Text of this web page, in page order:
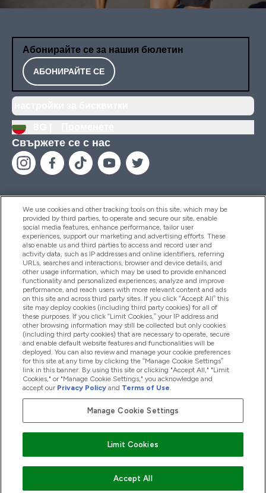
Абонирайте се за нашия бюлетин
АБОНИРАЙТЕ СЕ
Свържете се с нас
Помощ И Информация
Продукти
Информация За Компанията
Лоялност И Награди
2026 The Hut.com Ltd
We use cookies and other tracking tools on this site, which may be
provided by third parties, to operate and secure our site, enable
social media features, enhance performance, tailor user
experiences, support our marketing and advertising efforts. These
also enable us and third parties to access and record user and
activity data, such as IP addresses and online identifiers, referring
URLs, searches and interactions, browser and device details, and
other usage information, which may be used to provide enhanced
functionality and personalized experiences, analyze and improve
performance, and reach users with more relevant content and ads
on this site and across third party sites. If you click “Accept All” this
site may deploy cookies (including third party cookies) for all of
these purposes. If you click “Limit Cookies,” your IP address and
other browsing information may still be collected but only cookies
(including third party cookies) that are necessary to operate, secure
and enable default website features and functionalities will be
deployed. You can also review and manage your cookie preferences
for this site at any time by clicking the “Manage Cookie Settings”
link in this banner. By using this site or clicking "Accept All," "Limit
Cookies," or "Manage Cookie Settings," you acknowledge and
accept our Privacy Policy and Terms of Use.
Manage Cookie Settings
Limit Cookies
Accept All